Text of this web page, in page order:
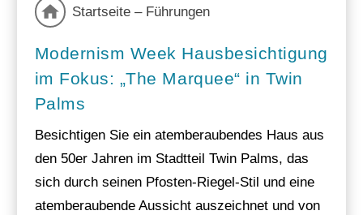
Startseite – Führungen
Modernism Week Hausbesichtigung
im Fokus: „The Marquee“ in Twin
Palms
Besichtigen Sie ein atemberaubendes Haus aus
den 50er Jahren im Stadtteil Twin Palms, das
sich durch seinen Pfosten-Riegel-Stil und eine
atemberaubende Aussicht auszeichnet und von